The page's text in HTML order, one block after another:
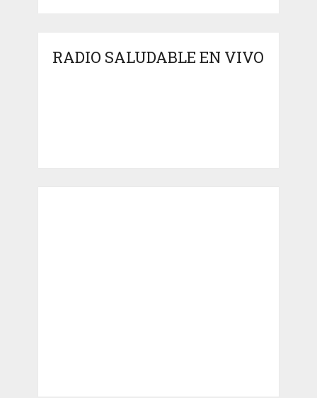
RADIO SALUDABLE EN VIVO